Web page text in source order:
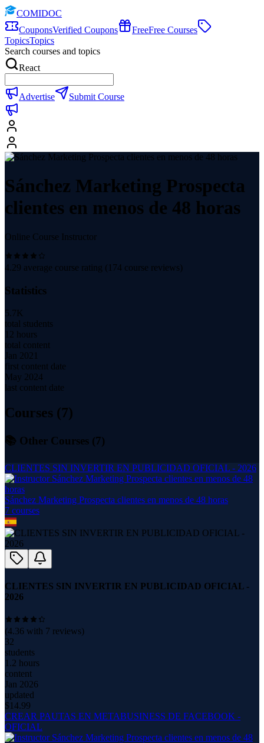
COMIDOC
CouponsVerified Coupons FreeFree Courses
TopicsTopics
Search courses and topics
React
Advertise Submit Course
Sánchez Marketing Prospecta
clientes en menos de 48 horas
Online Course Instructor
4.29 average course rating ( 174 course reviews)
Statistics
5.7K
total students
12 hours
total content
Jan 2021
first content date
May 2024
last content date
Courses (7)
📚 Other Courses (7)
CLIENTES SIN INVERTIR EN PUBLICIDAD OFICIAL - 2026
Sánchez Marketing Prospecta clientes en menos de 48 horas
7 courses
CLIENTES SIN INVERTIR EN PUBLICIDAD OFICIAL -
2026
(4.36 with 7 reviews)
32
students
1.2 hours
content
Jan 2026
updated
$14.99
CREAR PAUTAS EN METABUSINESS DE FACEBOOK -
OFICIAL